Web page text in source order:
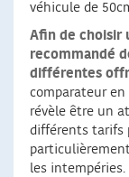
véhicule de
Afin de choisir
recommandé
différentes
comparateur
révèle être un
différents tarifs
les intempéries.